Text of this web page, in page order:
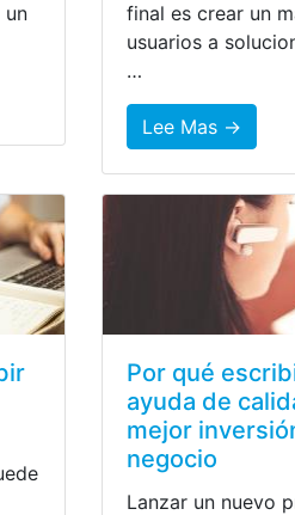
un
final es crear un
usuarios a
…
Lee Mas →
Por qué
ayuda de
mejor
negocio
Lanzar un nuevo